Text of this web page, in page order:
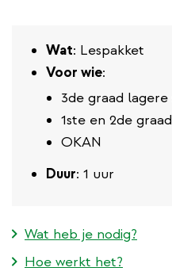
Wat: Lespakket
Voor wie:
3de graad
1ste en 2de
OKAN
Duur: 1 uur
Wat heb je nodig?
Hoe werkt het?